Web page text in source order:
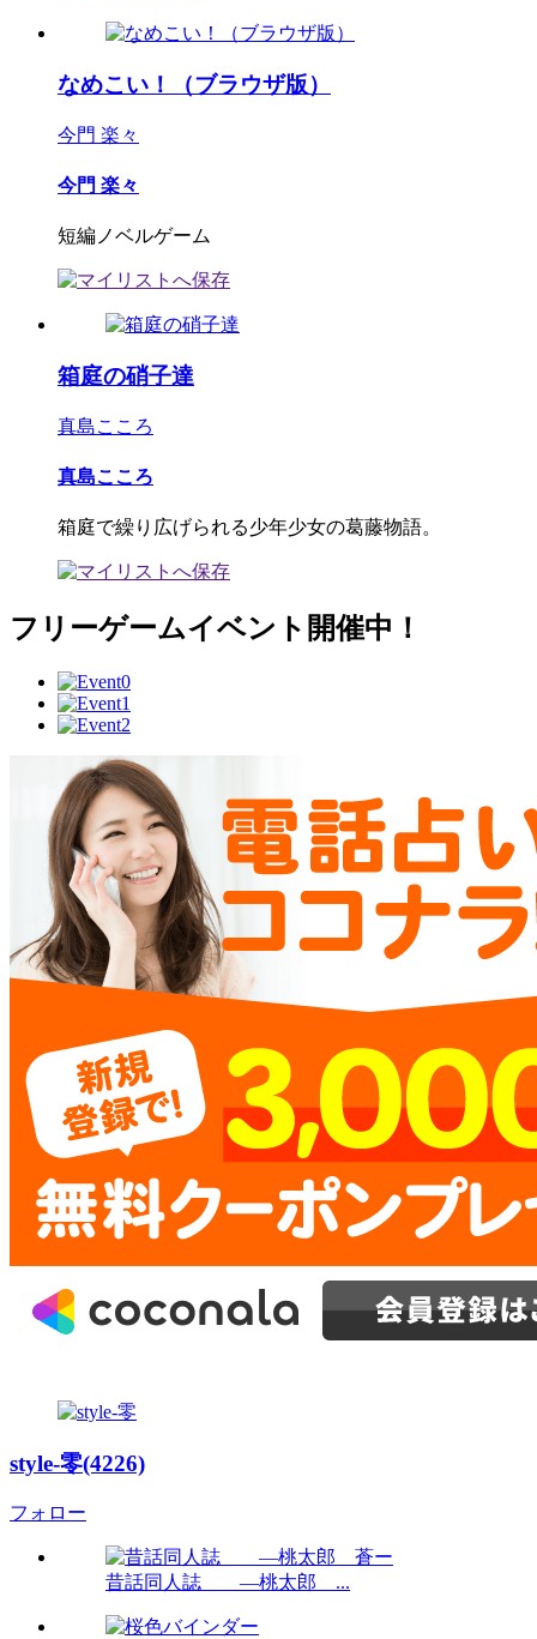
なめこい！（ブラウザ版）
今門 楽々
今門 楽々
短編ノベルゲーム
箱庭の硝子達
真島こころ
真島こころ
箱庭で繰り広げられる少年少女の葛藤物語。
フリーゲームイベント開催中！
style-零(4226)
フォロー
昔話同人誌 ―桃太郎 ...